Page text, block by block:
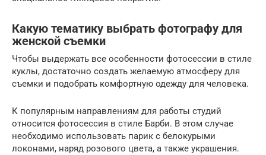
Какую тематику выбрать фотографу для
женской съемки
Чтобы выдержать все особенности фотосессии в стиле
куклы, достаточно создать желаемую атмосферу для
съемки и подобрать комфортную одежду для человека.
К популярным направлениям для работы студий
относится фотосессия в стиле Барби. В этом случае
необходимо использовать парик с белокурыми
локонами, наряд розового цвета, а также украшения.